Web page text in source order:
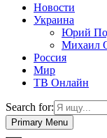
Новости
Украина
Юрий
Михаил
Россия
Мир
ТВ Онлайн
Search for:
Primary Menu